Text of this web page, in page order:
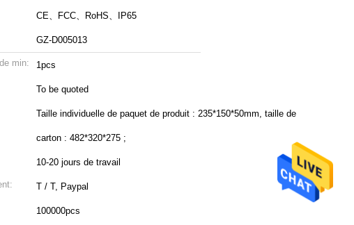
CE、FCC、RoHS、IP65
GZ-D005013
min: 1pcs
To be quoted
Taille individuelle de paquet de produit : 235*150*50mm, taille de
carton : 482*320*275 ;
10-20 jours de travail
T / T, Paypal
100000pcs